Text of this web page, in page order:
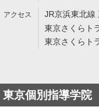
JR京浜東北線
東京さくらト
東京さくらト
東京個別指導学院